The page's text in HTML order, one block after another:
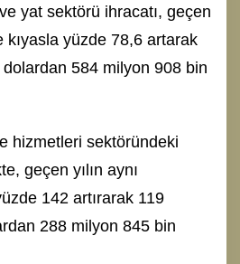
yat sektörü ihracatı, geçen
kıyasla yüzde 78,6 artarak
584 milyon 908 bin
hizmetleri sektöründeki
geçen yılın aynı
142 artırarak 119
288 milyon 845 bin